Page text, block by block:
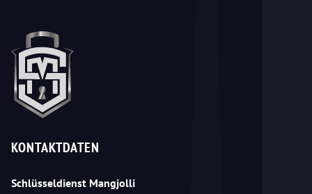
KONTAKTDATEN
Schlüsseldienst Mangjolli